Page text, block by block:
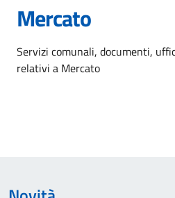
Mercato
Dettagli
Servizi comunali, documenti,
relativi a Mercato